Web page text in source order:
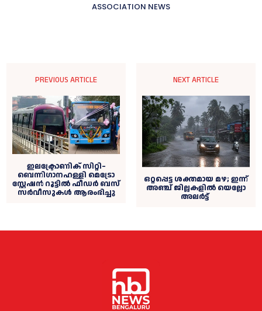
ASSOCIATION NEWS
PREVIOUS ARTICLE
ഇലക്ട്രോണിക് സിറ്റി–
ബെന്നിഗാനഹള്ളി മെട്രോ
സ്റ്റേഷൻ റൂട്ടിൽ ഫീഡർ ബസ്
സർവീസുകൾ ആരംഭിച്ചു
NEXT ARTICLE
ഒറ്റപ്പെട്ട ശക്തമായ മഴ; ഇന്ന്
അഞ്ച് ജില്ലകളില്‍ യെല്ലോ
അലര്‍ട്ട്